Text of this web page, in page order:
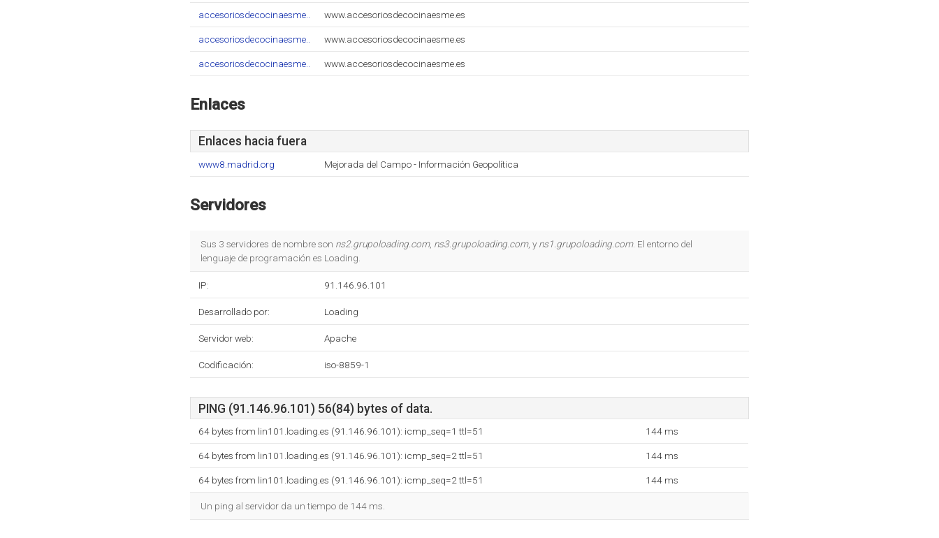
accesoriosdecocinaesme.. www.accesoriosdecocinaesme.es
accesoriosdecocinaesme.. www.accesoriosdecocinaesme.es
accesoriosdecocinaesme.. www.accesoriosdecocinaesme.es
Enlaces
Enlaces hacia fuera
www8.madrid.org Mejorada del Campo - Información Geopolítica
Servidores
Sus 3 servidores de nombre son ns2.grupoloading.com, ns3.grupoloading.com, y ns1.grupoloading.com. El entorno del
lenguaje de programación es Loading.
IP: 91.146.96.101
Desarrollado por: Loading
Servidor web: Apache
Codificación: iso-8859-1
PING (91.146.96.101) 56(84) bytes of data.
64 bytes from lin101.loading.es (91.146.96.101): icmp_seq=1 ttl=51 144 ms
64 bytes from lin101.loading.es (91.146.96.101): icmp_seq=2 ttl=51 144 ms
64 bytes from lin101.loading.es (91.146.96.101): icmp_seq=2 ttl=51 144 ms
Un ping al servidor da un tiempo de 144 ms.